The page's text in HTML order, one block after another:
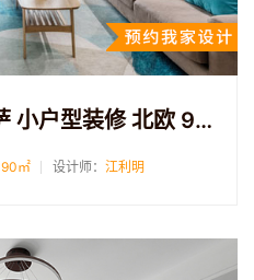
杭州上城区新中宇维萨 小户型装修 北欧 90方
90㎡ 设计师： 江利明